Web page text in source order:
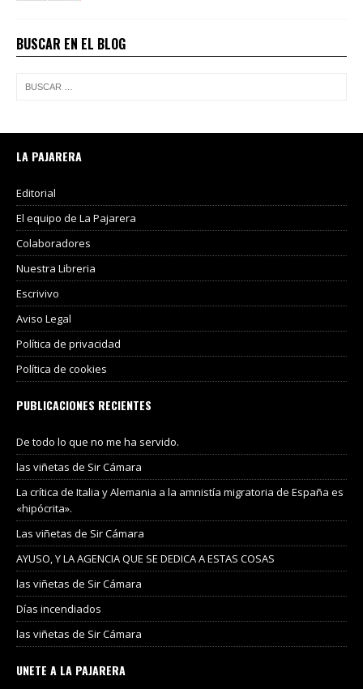
BUSCAR EN EL BLOG
LA PAJARERA
Editorial
El equipo de La Pajarera
Colaboradores
Nuestra Libreria
Escrivivo
Aviso Legal
Política de privacidad
Política de cookies
PUBLICACIONES RECIENTES
De todo lo que no me ha servido.
las viñetas de Sir Cámara
La crítica de Italia y Alemania a la amnistía migratoria de España es
«hipócrita».
Las viñetas de Sir Cámara
AYUSO, Y LA AGENCIA QUE SE DEDICA A ESTAS COSAS
las viñetas de Sir Cámara
Días incendiados
las viñetas de Sir Cámara
UNETE A LA PAJARERA